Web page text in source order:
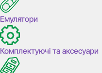
Емулятори
Комплектуючі та аксесуари